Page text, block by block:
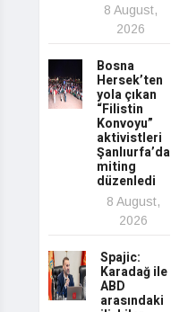
8 August,
2026
Bosna
Hersek’ten
yola çıkan
“Filistin
Konvoyu”
aktivistleri
Şanlıurfa’da
miting
düzenledi
8 August,
2026
Spajic:
Karadağ ile
ABD
arasındaki